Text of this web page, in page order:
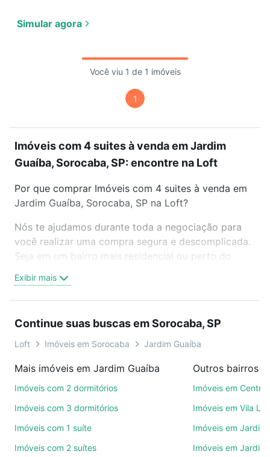
Simular agora
Você viu 1 de 1 imóveis
1
Imóveis com 4 suites à venda em Jardim
Guaíba, Sorocaba, SP: encontre na Loft
Por que comprar Imóveis com 4 suites à venda em
Jardim Guaíba, Sorocaba, SP na Loft?
Nós te ajudamos durante toda a negociação para
você realizar uma compra segura e descomplicada.
Seja em um bairro mais residencial ou perto do
oferta ideal de Imóveis com 4 suites à venda em
Jardim Guaíba, Sorocaba, SP para conquistar seu
videochamada, é grátis, sem compromisso e você
ainda conta com mais de 46 mil corretores e
de imóveis.
ruas, bairros e até condomínios favoritos. Você
também pode usar os filtros como quantidade de
Exibir mais
Continue suas buscas em Sorocaba, SP
Loft Imóveis em Sorocaba Jardim Guaíba
Mais imóveis em Jardim Guaíba
Imóveis com 2 dormitórios
Imóveis com 3 dormitórios
Imóveis com 1 suíte
Imóveis com 2 suítes
Outros bairros
Imóveis em Centro
Imóveis em Vila
Imóveis em Jardim
Imóveis em Jardim